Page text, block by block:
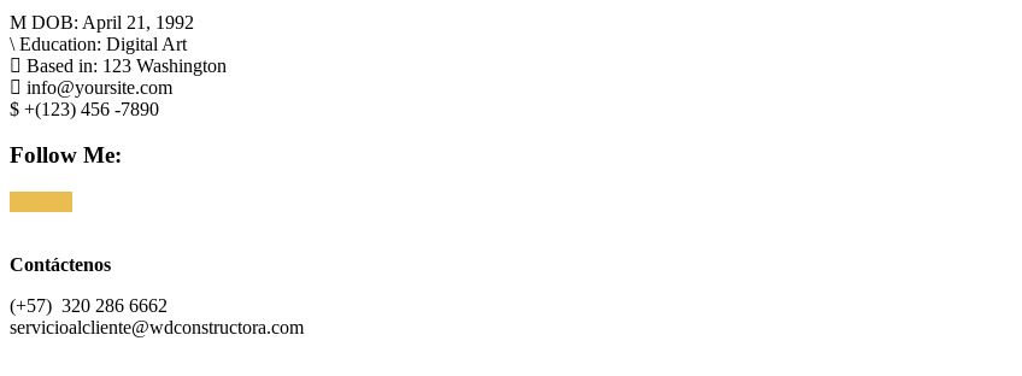
DOB: April 21, 1992
Education: Digital Art
Based in: 123 Washington
info@yoursite.com
+(123) 456 -7890
Follow Me:
Contáctenos
(+57) 320 286 6662
servicioalcliente@wdconstructora.com